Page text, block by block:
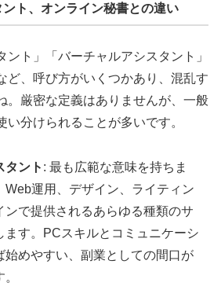
ト、オンライン秘書との違い
ント」「バーチャルアシスタント」
ど、呼び方がいくつかあり、混乱す
。厳密な定義はありませんが、一般
い分けられることが多いです。
タント : 最も広範な意味を持ちま
Web運用、デザイン、ライティン
ンで提供されるあらゆる種類のサ
ます。PCスキルとコミュニケーシ
始めやすい、副業としての間口が